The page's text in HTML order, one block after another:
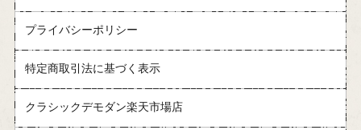
プライバシーポリシー
特定商取引法に基づく表示
クラシックデモダン楽天市場店